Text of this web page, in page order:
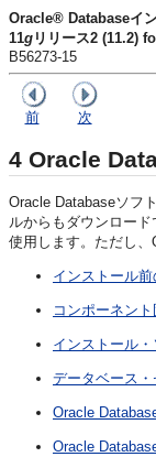
Oracle® Databaseイ
11g リリース2 (11.2)
B56273-15
前 次
4 Oracle
Oracle Databaseソフ
ルからもダウンロー
使用します。ただし
インストール
コンポーネン
インストール
データベース
Oracle
Oracle